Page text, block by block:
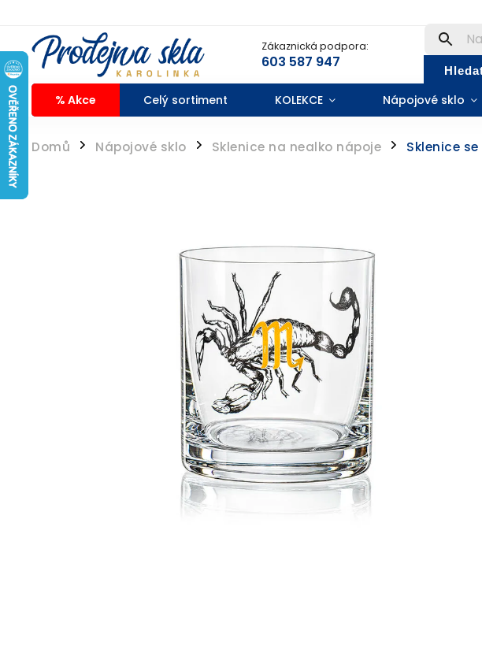
Zákaznická podpora:
603 587 947
% Akce Celý sortiment KOLEKCE Nápojové sklo
Domů / Nápojové sklo / Sklenice na nealko nápoje / Sklenice